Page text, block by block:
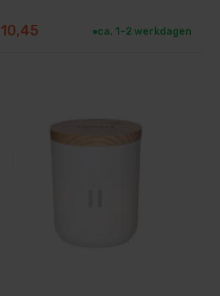
10,45 ca. 1–2 werkdagen